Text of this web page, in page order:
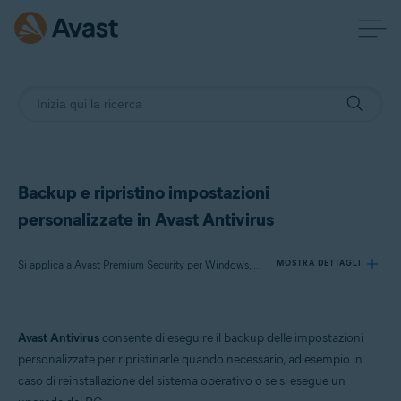
Backup e ripristino impostazioni
personalizzate in Avast Antivirus
Si applica a Avast Premium Security per Windows, Avast Free Antivirus per Windows MOSTRA DETTAGLI
Prodotti:
Avast Premium Security 22.x per Windows
Avast Antivirus consente di eseguire il backup delle impostazioni
personalizzate per ripristinarle quando necessario, ad esempio in
caso di reinstallazione del sistema operativo o se si esegue un